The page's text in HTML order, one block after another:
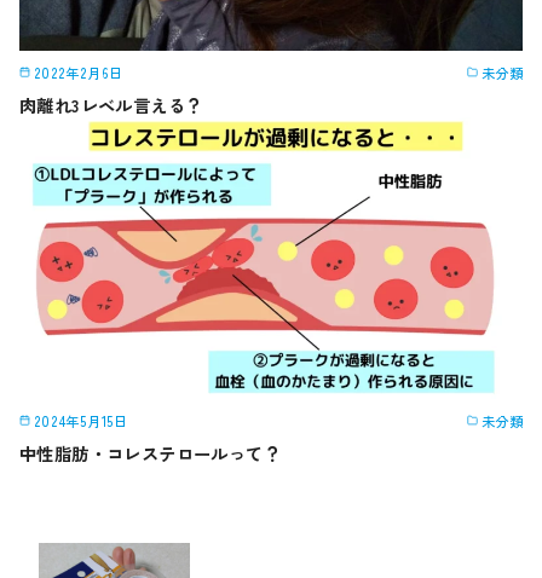
2022年2月6日 未分類
肉離れ3レベル言える？
2024年5月15日 未分類
中性脂肪・コレステロールって？